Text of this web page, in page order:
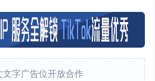
文字广告位开放合作